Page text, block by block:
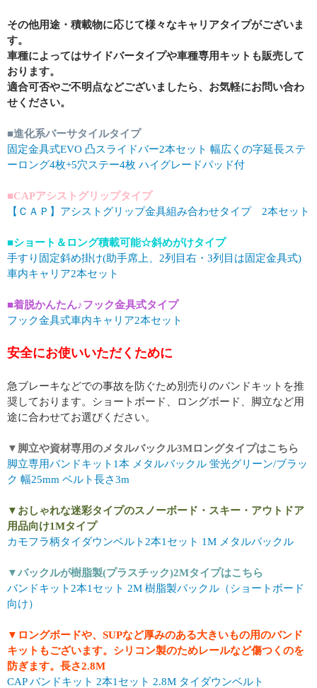
その他用途・積載物に応じて様々なキャリアタイプがございま
す。
車種によってはサイドバータイプや車種専用キットも販売して
おります。
適合可否やご不明点などございましたら、お気軽にお問い合わ
せください。
■進化系バーサタイルタイプ
固定金具式EVO 凸スライドバー2本セット 幅広くの字延長ステ
ーロング4枚+5穴ステー4枚 ハイグレードパッド付
■CAPアシストグリップタイプ
【ＣＡＰ】アシストグリップ金具組み合わせタイプ 2本セット
■ショート＆ロング積載可能☆斜めがけタイプ
手すり固定斜め掛け(助手席上、2列目右・3列目は固定金具式)
車内キャリア2本セット
■着脱かんたん♪フック金具式タイプ
フック金具式車内キャリア2本セット
安全にお使いいただくために
急ブレーキなどでの事故を防ぐため別売りのバンドキットを推
奨しております。ショートボード、ロングボード、脚立など用
途に合わせてお選びください。
▼脚立や資材専用のメタルバックル3Mロングタイプはこちら
脚立専用バンドキット1本 メタルバックル 蛍光グリーン/ブラッ
ク 幅25mm ベルト長さ3m
▼おしゃれな迷彩タイプのスノーボード・スキー・アウトドア
用品向け1Mタイプ
カモフラ柄タイダウンベルト2本1セット 1M メタルバックル
▼バックルが樹脂製(プラスチック)2Mタイプはこちら
バンドキット2本1セット 2M 樹脂製バックル（ショートボード
向け）
▼ロングボードや、SUPなど厚みのある大きいもの用のバンド
キットもございます。シリコン製のためレールなど傷つくのを
防ぎます。長さ2.8M
CAP バンドキット 2本1セット 2.8M タイダウンベルト